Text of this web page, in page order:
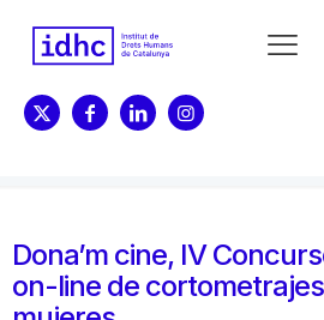
Dona’m cine, IV
on-line de